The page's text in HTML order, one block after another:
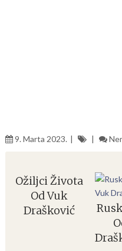
9. Marta 2023.
Ožiljci Života
Od Vuk
Drašković